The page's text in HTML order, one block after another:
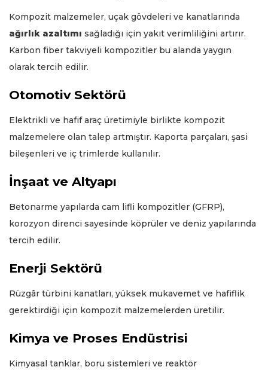
Kompozit malzemeler, uçak gövdeleri ve kanatlarında
ağırlık azaltımı sağladığı için yakıt verimliliğini artırır.
Karbon fiber takviyeli kompozitler bu alanda yaygın
olarak tercih edilir.
Otomotiv Sektörü
Elektrikli ve hafif araç üretimiyle birlikte kompozit
malzemelere olan talep artmıştır. Kaporta parçaları, şasi
bileşenleri ve iç trimlerde kullanılır.
İnşaat ve Altyapı
Betonarme yapılarda cam lifli kompozitler (GFRP),
korozyon direnci sayesinde köprüler ve deniz yapılarında
tercih edilir.
Enerji Sektörü
Rüzgâr türbini kanatları, yüksek mukavemet ve hafiflik
gerektirdiği için kompozit malzemelerden üretilir.
Kimya ve Proses Endüstrisi
Kimyasal tanklar, boru sistemleri ve reaktör